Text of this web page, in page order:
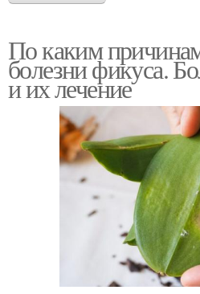
По каким
болезни фикуса.
и их лечение